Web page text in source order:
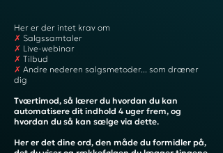
Her er der intet krav om
✗ Salgssamtaler
✗ Live-webinar
✗ Tilbud
✗ Andre nederen salgsmetoder... som dræner
dig
Tværtimod, så lærer du hvordan du kan
automatisere dit indhold 4 uger frem, og
hvordan du så kan sælge via dette.
Her er det dine ord, den måde du formidler på,